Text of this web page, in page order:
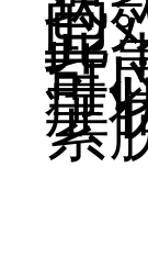
的
异
些
可
症
素